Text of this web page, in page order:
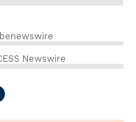
Newswire